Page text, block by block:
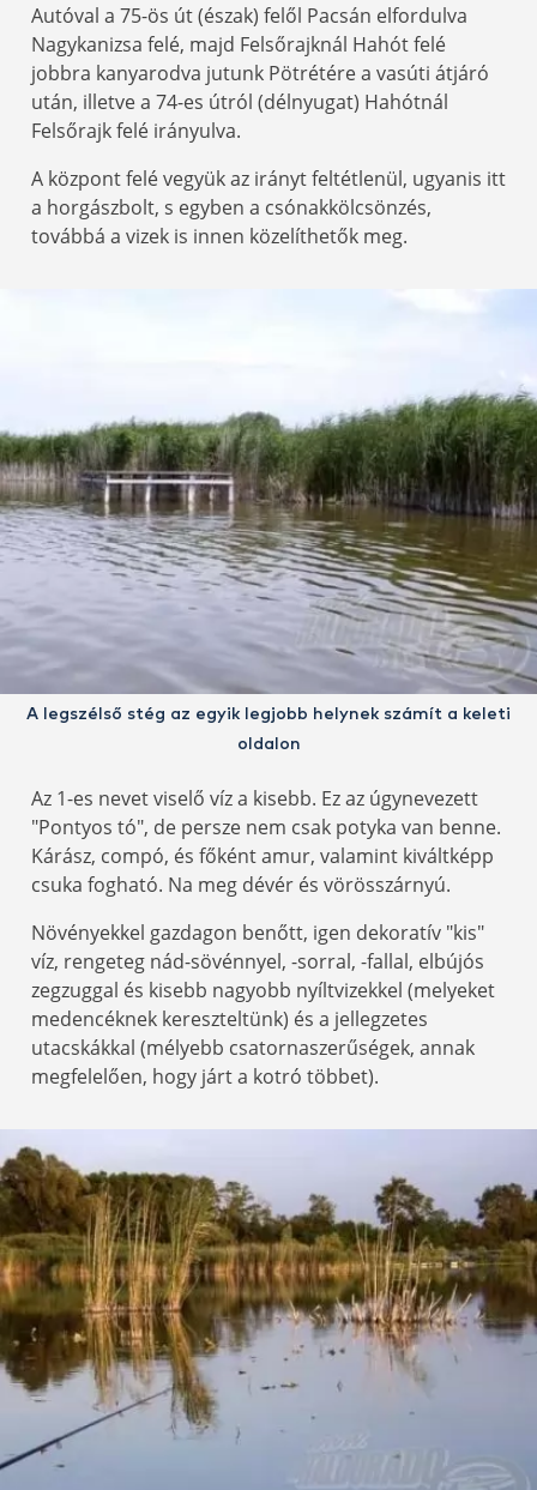
Autóval a 75-ös út (észak) felől Pacsán elfordulva
Nagykanizsa felé, majd Felsőrajknál Hahót felé
jobbra kanyarodva jutunk Pötrétére a vasúti átjáró
után, illetve a 74-es útról (délnyugat) Hahótnál
Felsőrajk felé irányulva.
A központ felé vegyük az irányt feltétlenül, ugyanis itt
a horgászbolt, s egyben a csónakkölcsönzés,
továbbá a vizek is innen közelíthetők meg.
A legszélső stég az egyik legjobb helynek számít a keleti
oldalon
Az 1-es nevet viselő víz a kisebb. Ez az úgynevezett
"Pontyos tó", de persze nem csak potyka van benne.
Kárász, compó, és főként amur, valamint kiváltképp
csuka fogható. Na meg dévér és vörösszárnyú.
Növényekkel gazdagon benőtt, igen dekoratív "kis"
víz, rengeteg nád-sövénnyel, -sorral, -fallal, elbújós
zegzuggal és kisebb nagyobb nyíltvizekkel (melyeket
medencéknek kereszteltünk) és a jellegzetes
utacskákkal (mélyebb csatornaszerűségek, annak
megfelelően, hogy járt a kotró többet).